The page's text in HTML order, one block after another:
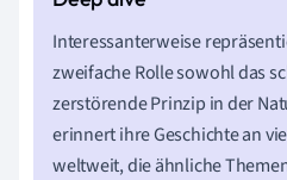
Interessanterweise
zweifache Rolle sowohl das
zerstörende Prinzip in der
erinnert ihre Geschichte an
weltweit, die ähnliche